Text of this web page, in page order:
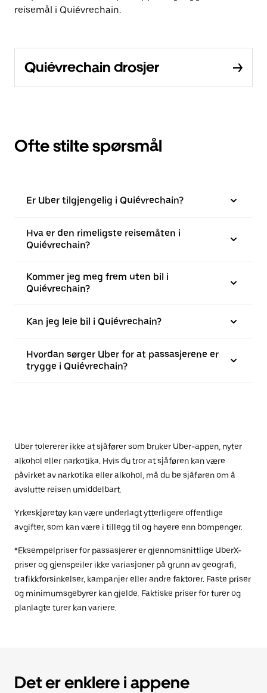
reisemål i Quiévrechain.
Quiévrechain drosjer
Ofte stilte spørsmål
Er Uber tilgjengelig i Quiévrechain?
Hva er den rimeligste reisemåten i
Quiévrechain?
Kommer jeg meg frem uten bil i
Quiévrechain?
Kan jeg leie bil i Quiévrechain?
Hvordan sørger Uber for at passasjerene er
trygge i Quiévrechain?
Uber tolererer ikke at sjåfører som bruker Uber-appen, nyter
alkohol eller narkotika. Hvis du tror at sjåføren kan være
påvirket av narkotika eller alkohol, må du be sjåføren om å
avslutte reisen umiddelbart.
Yrkeskjøretøy kan være underlagt ytterligere offentlige
avgifter, som kan være i tillegg til og høyere enn bompenger.
*Eksempelpriser for passasjerer er gjennomsnittlige UberX-
priser og gjenspeiler ikke variasjoner på grunn av geografi,
trafikkforsinkelser, kampanjer eller andre faktorer. Faste priser
og minimumsgebyrer kan gjelde. Faktiske priser for turer og
planlagte turer kan variere.
Det er enklere i appene